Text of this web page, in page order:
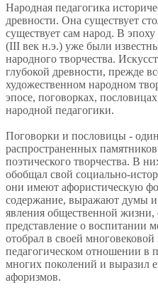
Народная педагогика
древности. Она существует
существует сам народ. В эпоху
(III век н.э.) уже были
народного творчества.
глубокой древности, прежде
художественном народном
эпосе, поговорках,
народной педагогики.
Поговорки и пословицы -
распространенных
поэтического творчества. В
обобщал свой социально-
они имеют афористическую
содержание, выражают думы и
явления общественной
представление о воспитании
отобрал в своей
педагогическом отношении в
многих поколений и выразил
афоризмов.